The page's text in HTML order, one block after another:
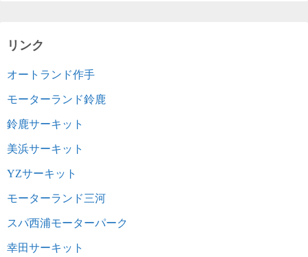
リンク
オートランド作手
モーターランド鈴鹿
鈴鹿サーキット
美浜サーキット
YZサーキット
モーターランド三河
スパ西浦モーターパーク
幸田サーキット